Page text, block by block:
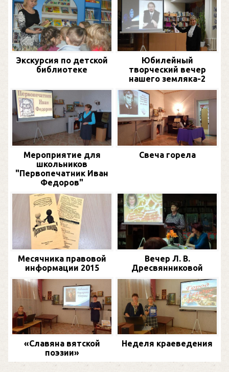
Экскурсия по детской
библиотеке
Юбилейный
творческий вечер
нашего земляка-2
Мероприятие для
школьников
"Первопечатник Иван
Федоров"
Свеча горела
Месячника правовой
информации 2015
Вечер Л. В.
Дресвянниковой
«Славяна вятской
поэзии»
Неделя краеведения